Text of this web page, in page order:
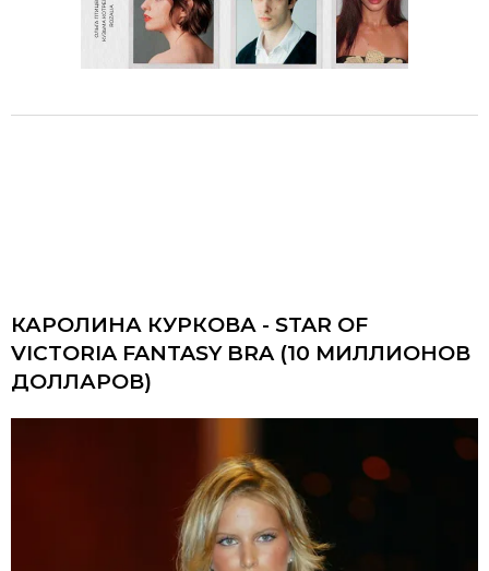
КАРОЛИНА КУРКОВА - STAR OF
VICTORIA FANTASY BRA (10 МИЛЛИОНОВ
ДОЛЛАРОВ)